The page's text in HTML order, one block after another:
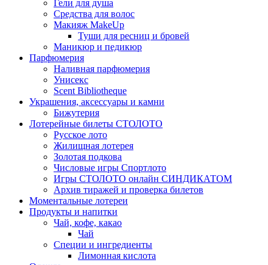
Гели для душа
Средства для волос
Макияж MakeUp
Туши для ресниц и бровей
Маникюр и педикюр
Парфюмерия
Наливная парфюмерия
Унисекс
Scent Bibliotheque
Украшения, аксессуары и камни
Бижутерия
Лотерейные билеты СТОЛОТО
Русское лото
Жилищная лотерея
Золотая подкова
Числовые игры Спортлото
Игры СТОЛОТО онлайн СИНДИКАТОМ
Архив тиражей и проверка билетов
Моментальные лотереи
Продукты и напитки
Чай, кофе, какао
Чай
Специи и ингредиенты
Лимонная кислота